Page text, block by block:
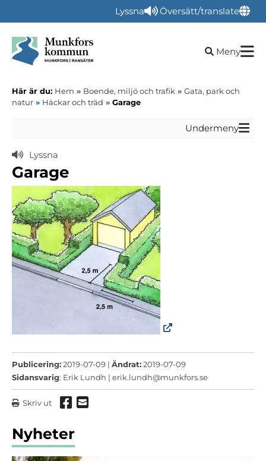
Lyssna Översätt/translate
Öppna
Meny
Här är du: Hem » Boende, miljö och trafik » Gata, park och
natur » Häckar och träd » Garage
Undermeny
Lyssna
Garage
Publicering:2019-07-09 | Ändrat:2019-07-09
Sidansvarig: Erik Lundh | erik.lundh@munkfors.se
Skriv ut Dela via Facebook
Dela via mail
Nyheter